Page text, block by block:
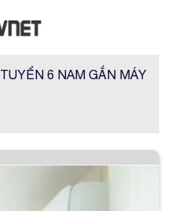
TUYỂN 6 NAM GẮN MÁY